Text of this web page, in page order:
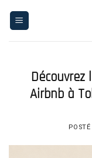
Airbnb à
POSTÉ